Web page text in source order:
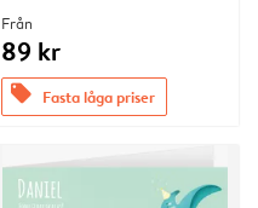
Från
89 kr
offers Fasta låga priser